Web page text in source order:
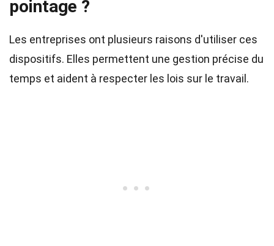
pointage ?
Les entreprises ont plusieurs raisons d'utiliser ces
dispositifs. Elles permettent une gestion précise du
temps et aident à respecter les lois sur le travail.